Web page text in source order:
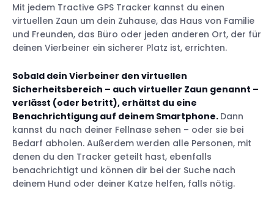
Mit jedem Tractive GPS Tracker kannst du einen
virtuellen Zaun um dein Zuhause, das Haus von Familie
und Freunden, das Büro oder jeden anderen Ort, der für
deinen Vierbeiner ein sicherer Platz ist, errichten.
Sobald dein Vierbeiner den virtuellen
Sicherheitsbereich – auch virtueller Zaun genannt –
verlässt (oder betritt), erhältst du eine
Benachrichtigung auf deinem Smartphone. Dann
kannst du nach deiner Fellnase sehen – oder sie bei
Bedarf abholen. Außerdem werden alle Personen, mit
denen du den Tracker geteilt hast, ebenfalls
benachrichtigt und können dir bei der Suche nach
deinem Hund oder deiner Katze helfen, falls nötig.